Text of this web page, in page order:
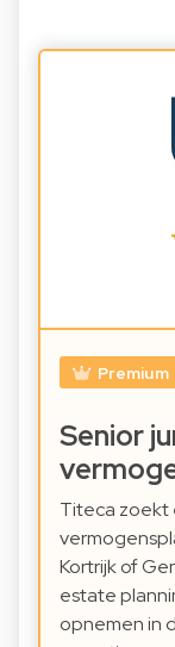
Premium
Senior
Titeca zoekt
Kortrijk of
estate
opnemen in